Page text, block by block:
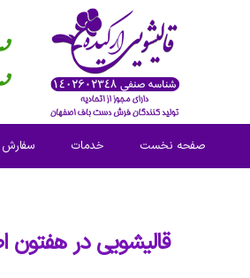
صفحه نخست خدمات سفارش
قالیشویی درهفتون